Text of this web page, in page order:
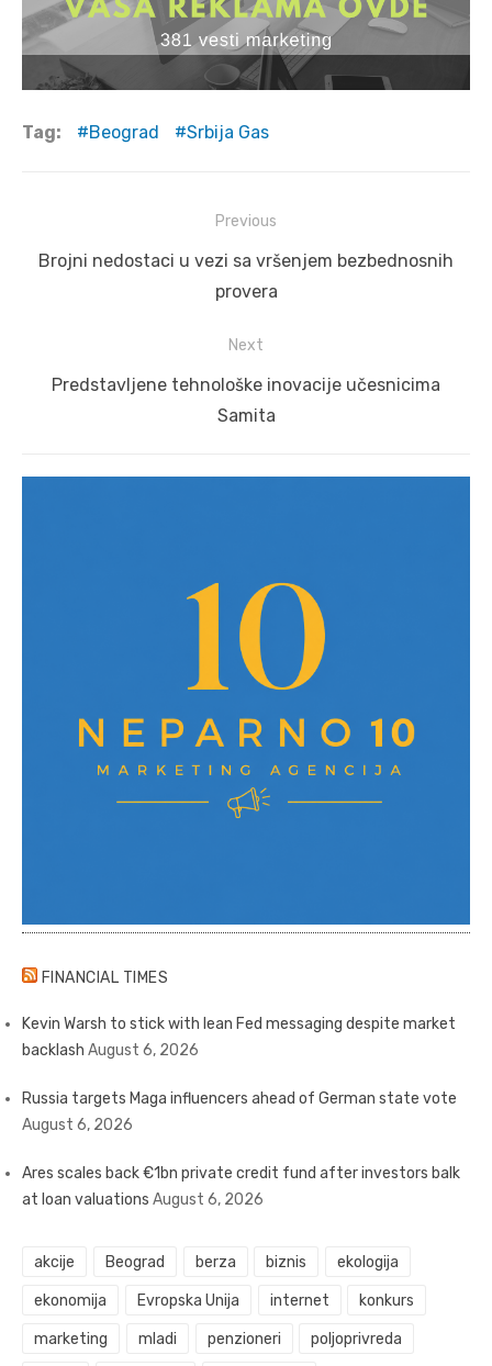
Tag: Beograd Srbija Gas
navigation
Previous
Previous
Brojni nedostaci u vezi sa vršenjem bezbednosnih
provera
Next
Next
Predstavljene tehnološke inovacije učesnicima
Samita
FINANCIAL TIMES
Kevin Warsh to stick with lean Fed messaging despite market
backlash August 6, 2026
Russia targets Maga influencers ahead of German state vote
August 6, 2026
Ares scales back €1bn private credit fund after investors balk
at loan valuations August 6, 2026
akcije Beograd berza biznis ekologija
ekonomija Evropska Unija internet konkurs
marketing mladi penzioneri poljoprivreda